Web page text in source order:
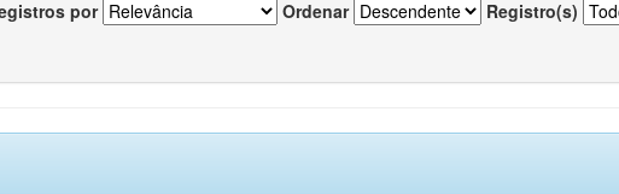
por Ordenar Registro(s)